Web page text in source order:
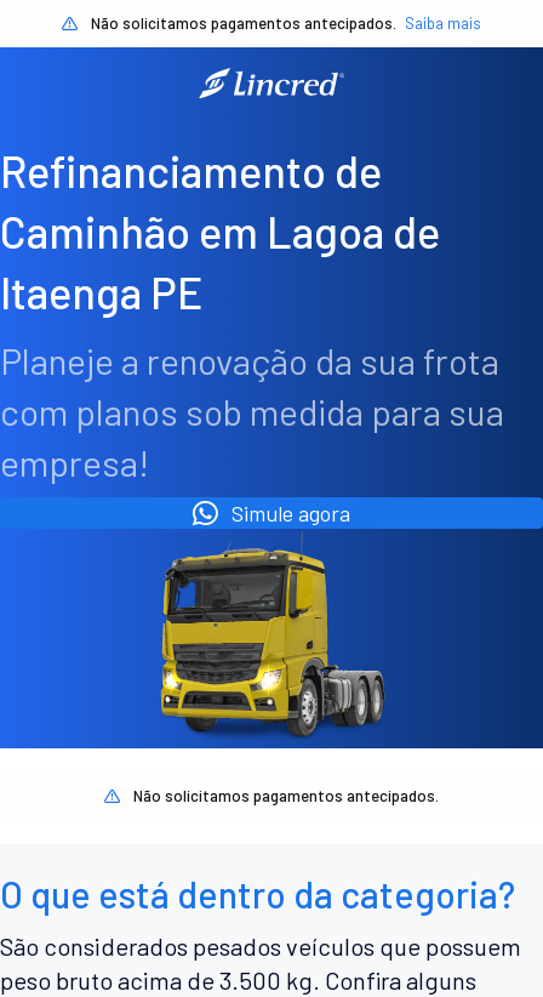
Não solicitamos pagamentos antecipados. Saiba mais
Refinanciamento de
Caminhão em Lagoa de
Itaenga PE
Planeje a renovação da sua frota
com planos sob medida para sua
empresa!
Simule agora
Não solicitamos pagamentos antecipados.
O que está dentro da categoria?
São considerados pesados veículos que possuem
peso bruto acima de 3.500 kg. Confira alguns